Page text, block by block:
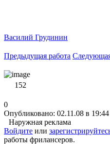
Василий Грудинин
Предыдущая работа
152
0
Опубликовано: 02.11.08 в 19:44
Наружная реклама
Войдите или
работы фрилансеров.